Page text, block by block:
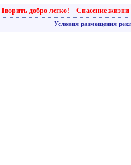
Творить добро легко! Спасение жизни
Условия размещения